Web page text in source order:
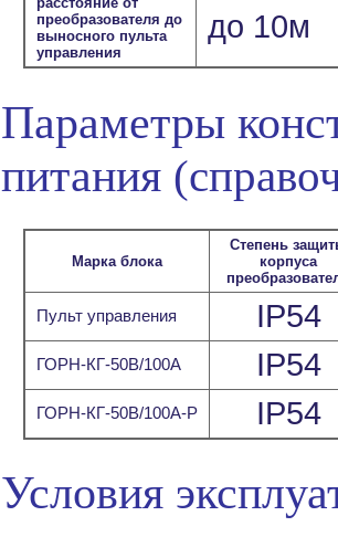
преобразователя до
выносного пульта
управления
до 10м
Параметры
питания
Марка блока
Степень
корпуса
Пульт управления IP54
ГОРН-КГ-50В/100А IP54
ГОРН-КГ-50В/100А-Р IP54
Условия